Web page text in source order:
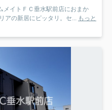
メイトＦＣ垂水駅前店におまか
アの新居にピッタリ。セ...
もっと